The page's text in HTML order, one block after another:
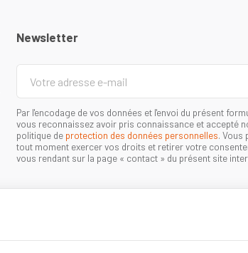
Newsletter
adresse
mail
Par l'encodage de vos données et l'envoi du présent
vous reconnaissez avoir pris connaissance et accepté
politique de protection des données personnelles. Vous
tout moment exercer vos droits et retirer votre
vous rendant sur la page « contact » du présent site